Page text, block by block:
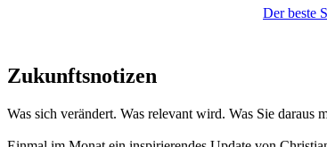
Der beste
Zukunftsnotizen
Was sich verändert. Was relevant wird. Was Sie daraus